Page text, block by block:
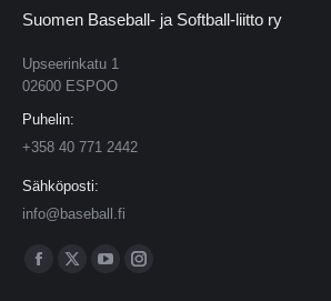
Suomen Baseball- ja Softball-liitto ry
Upseerinkatu 1
02600 ESPOO
Puhelin:
+358 40 771 2442
Sähköposti:
info@baseball.fi
Find us on:
YouTubeInstagram